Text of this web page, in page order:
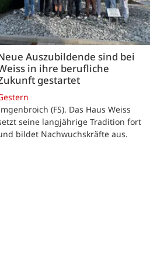
Auszubildende sind bei
in ihre berufliche
gestartet
(FS). Das Haus Weiss
seine langjährige Tradition fort
bildet Nachwuchskräfte aus.